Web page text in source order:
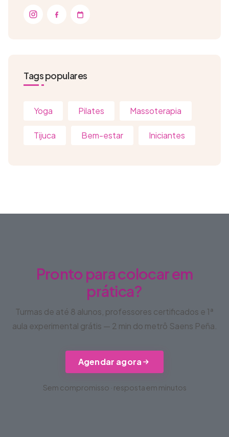
Tags populares
Yoga Pilates Massoterapia
Tijuca Bem-estar Iniciantes
Pronto para colocar em
prática?
Turmas de até 8 alunos, professores certificados e 1ª
aula experimental grátis — 2 min do metrô Saens Peña.
Agendar agora
Sem compromisso · resposta em minutos